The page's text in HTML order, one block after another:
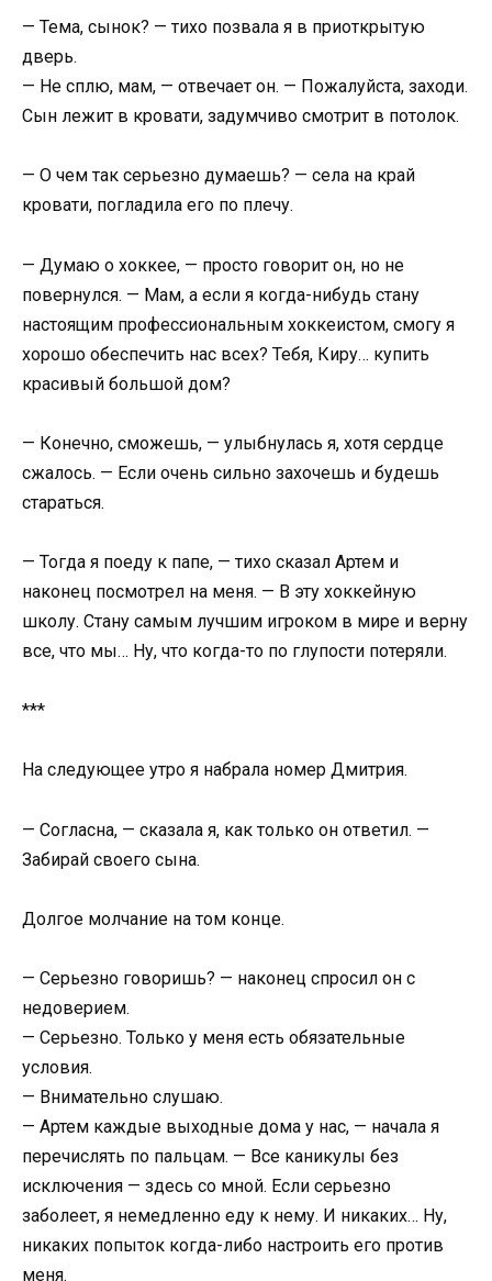
— Тема, сынок? — тихо позвала я в приоткрытую
дверь.
— Не сплю, мам, — отвечает он. — Пожалуйста, заходи.
Сын лежит в кровати, задумчиво смотрит в потолок.
— О чем так серьезно думаешь? — села на край
кровати, погладила его по плечу.
— Думаю о хоккее, — просто говорит он, но не
повернулся. — Мам, а если я когда-нибудь стану
настоящим профессиональным хоккеистом, смогу я
хорошо обеспечить нас всех? Тебя, Киру… купить
красивый большой дом?
— Конечно, сможешь, — улыбнулась я, хотя сердце
сжалось. — Если очень сильно захочешь и будешь
стараться.
— Тогда я поеду к папе, — тихо сказал Артем и
наконец посмотрел на меня. — В эту хоккейную
школу. Стану самым лучшим игроком в мире и верну
все, что мы… Ну, что когда-то по глупости потеряли.
***
На следующее утро я набрала номер Дмитрия.
— Согласна, — сказала я, как только он ответил. —
Забирай своего сына.
Долгое молчание на том конце.
— Серьезно говоришь? — наконец спросил он с
недоверием.
— Серьезно. Только у меня есть обязательные
условия.
— Внимательно слушаю.
— Артем каждые выходные дома у нас, — начала я
перечислять по пальцам. — Все каникулы без
исключения — здесь со мной. Если серьезно
заболеет, я немедленно еду к нему. И никаких… Ну,
никаких попыток когда-либо настроить его против
меня.